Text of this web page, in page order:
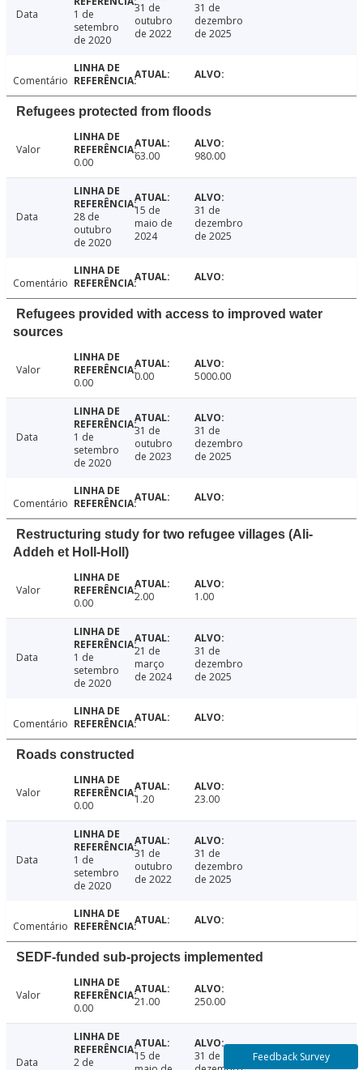
Data
1 de
setembro
de 2020
31 de
outubro
de 2022
31 de
dezembro
de 2025
Comentário
Refugees protected from floods
Valor
0.00
63.00 980.00
Data
28 de
outubro
de 2020
15 de
maio de
2024
31 de
dezembro
de 2025
Comentário
Refugees provided with access to improved water
sources
Valor
0.00
0.00 5000.00
Data
1 de
setembro
de 2020
31 de
outubro
de 2023
31 de
dezembro
de 2025
Comentário
Restructuring study for two refugee villages (Ali-
Addeh et Holl-Holl)
Valor
0.00
2.00 1.00
Data
1 de
setembro
de 2020
21 de
março
de 2024
31 de
dezembro
de 2025
Comentário
Roads constructed
Valor
0.00
1.20 23.00
Data
1 de
setembro
de 2020
31 de
outubro
de 2022
31 de
dezembro
de 2025
Comentário
SEDF-funded sub-projects implemented
Valor
0.00
21.00 250.00
Data
2 de
15 de
31 de
Feedback Survey